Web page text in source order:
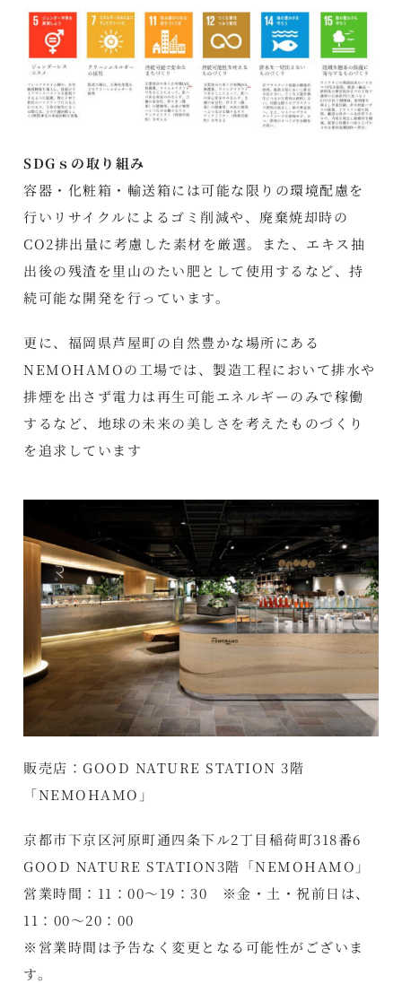
SDGｓの取り組み
容器・化粧箱・輸送箱には可能な限りの環境配慮を
行いリサイクルによるゴミ削減や、廃棄焼却時の
CO2排出量に考慮した素材を厳選。また、エキス抽
出後の残渣を里山のたい肥として使用するなど、持
続可能な開発を行っています。
更に、福岡県芦屋町の自然豊かな場所にある
NEMOHAMOの工場では、製造工程において排水や
排煙を出さず電力は再生可能エネルギーのみで稼働
するなど、地球の未来の美しさを考えたものづくり
を追求しています
販売店：GOOD NATURE STATION 3階
「NEMOHAMO」
京都市下京区河原町通四条下ル2丁目稲荷町318番6
GOOD NATURE STATION3階「NEMOHAMO」
営業時間：11：00～19：30 ※金・土・祝前日は、
11：00～20：00
※営業時間は予告なく変更となる可能性がございま
す。